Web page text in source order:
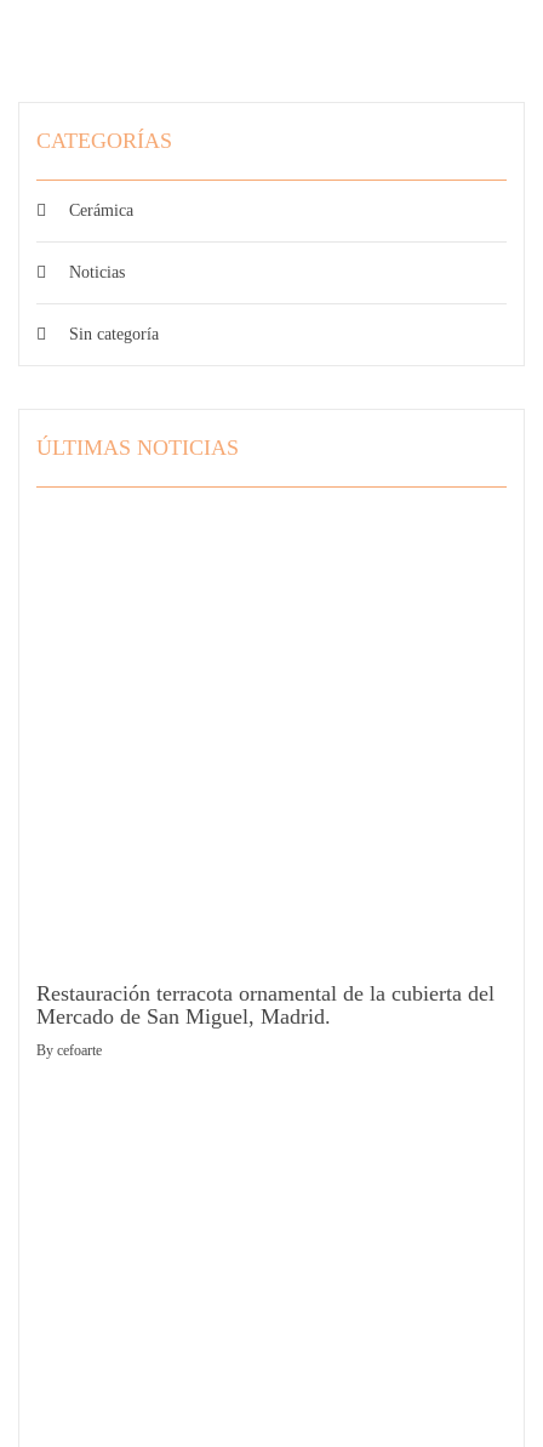
CATEGORÍAS
Cerámica
Noticias
Sin categoría
ÚLTIMAS NOTICIAS
Restauración terracota ornamental de la cubierta del
Mercado de San Miguel, Madrid.
By cefoarte